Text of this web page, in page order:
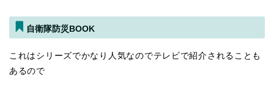
自衛隊防災BOOK
これはシリーズでかなり人気なのでテレビで紹介されることも
あるので